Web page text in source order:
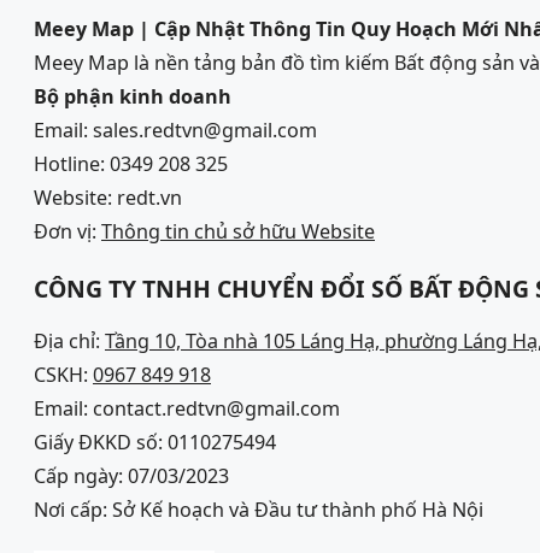
Meey Map | Cập Nhật Thông Tin Quy Hoạch Mới
Meey Map là nền tảng bản đồ tìm kiếm Bất động sản
Bộ phận kinh doanh
Email: sales.redtvn@gmail.com
Hotline: 0349 208 325
Website: redt.vn
Đơn vị: Thông tin chủ sở hữu Website
CÔNG TY TNHH CHUYỂN ĐỔI SỐ BẤT ĐỘNG
Địa chỉ: Tầng 10, Tòa nhà 105 Láng Hạ, phường Láng
CSKH: 0967 849 918
Email: contact.redtvn@gmail.com
Giấy ĐKKD số: 0110275494
Cấp ngày: 07/03/2023
Nơi cấp: Sở Kế hoạch và Đầu tư thành phố Hà Nội